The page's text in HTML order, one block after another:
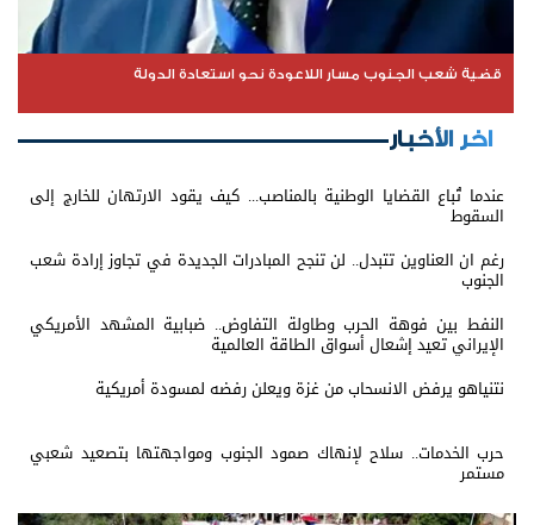
قضية شعب الجنوب مسار اللاعودة نحو استعادة الدولة
اخر الأخبار
عندما تُباع القضايا الوطنية بالمناصب... كيف يقود الارتهان للخارج إلى
السقوط
رغم ان العناوين تتبدل.. لن تنجح المبادرات الجديدة في تجاوز إرادة شعب
الجنوب
النفط بين فوهة الحرب وطاولة التفاوض.. ضبابية المشهد الأمريكي
الإيراني تعيد إشعال أسواق الطاقة العالمية
نتنياهو يرفض الانسحاب من غزة ويعلن رفضه لمسودة أمريكية
حرب الخدمات.. سلاح لإنهاك صمود الجنوب ومواجهتها بتصعيد شعبي
مستمر